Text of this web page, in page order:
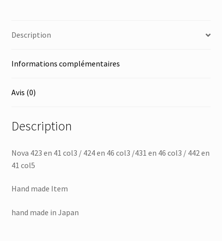
Description
Informations complémentaires
Avis (0)
Description
Nova 423 en 41 col3 / 424 en 46 col3 /431 en 46 col3 / 442 en
41 col5
Hand made Item
hand made in Japan